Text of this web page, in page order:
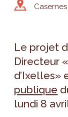
Le projet
Directeur
d’Ixelles»
publique
lundi 8